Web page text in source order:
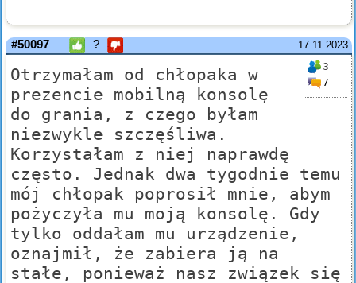
17.11.2023
#50097 ?
3
7
Otrzymałam od chłopaka w
prezencie mobilną konsolę
do grania, z czego byłam
niezwykle szczęśliwa.
Korzystałam z niej naprawdę
często. Jednak dwa tygodnie temu
mój chłopak poprosił mnie, abym
pożyczyła mu moją konsolę. Gdy
tylko oddałam mu urządzenie,
oznajmił, że zabiera ją na
stałe, ponieważ nasz związek się